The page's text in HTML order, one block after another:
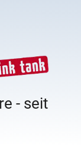
- seit